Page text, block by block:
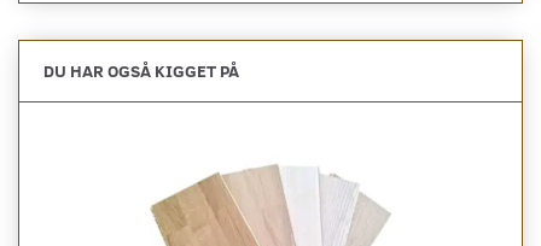
DU HAR OGSÅ KIGGET PÅ